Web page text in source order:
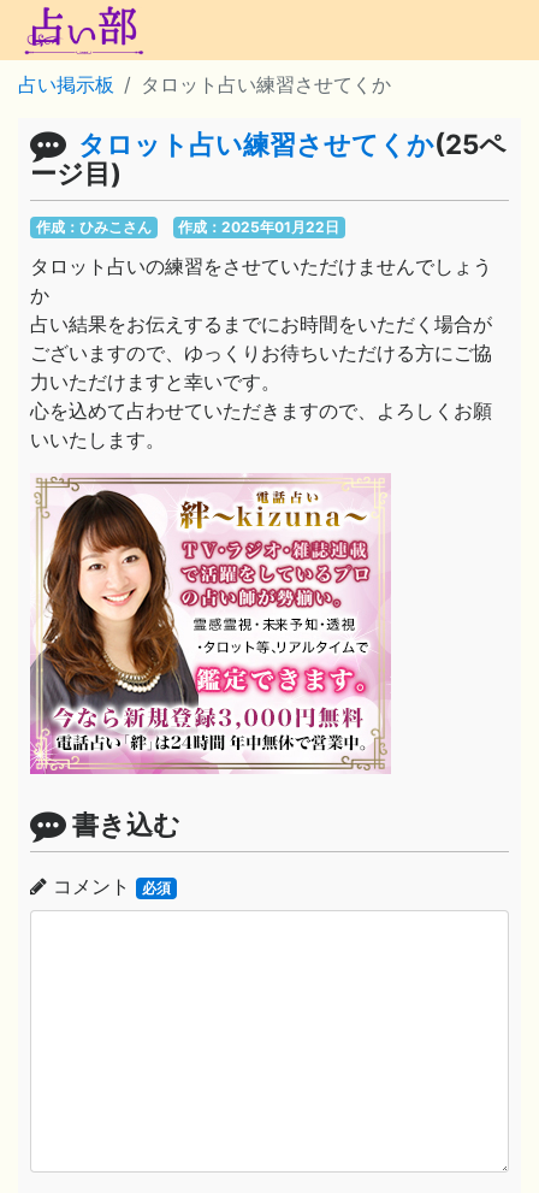
占い掲示板 タロット占い練習させてくか
タロット占い練習させてくか(25ペ
ージ目)
作成：ひみこさん 作成：2025年01月22日
タロット占いの練習をさせていただけませんでしょう
か
占い結果をお伝えするまでにお時間をいただく場合が
ございますので、ゆっくりお待ちいただける方にご協
力いただけますと幸いです。
心を込めて占わせていただきますので、よろしくお願
いいたします。
書き込む
コメント 必須